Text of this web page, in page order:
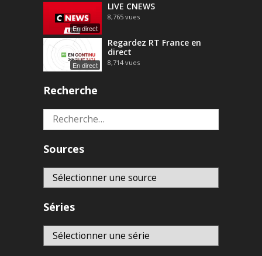
En direct
LIVE CNEWS
8,765 vues
En direct
Regardez RT France en
direct
8,714 vues
Recherche
Rechercher :
Sources
Séries